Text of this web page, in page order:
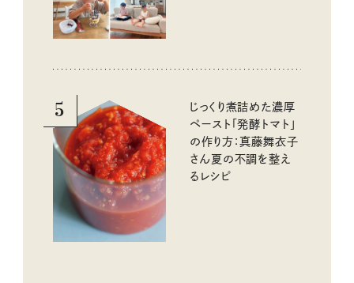
5
じっくり煮詰めた濃厚
ペースト「発酵トマト」
の作り方：真藤舞衣子
さん夏の不調を整え
るレシピ